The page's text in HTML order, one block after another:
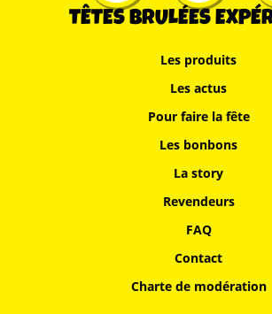
TÊTES BRULÉES
Les produits
Les actus
Pour faire la fête
Les bonbons
La story
Revendeurs
FAQ
Contact
Charte de modération